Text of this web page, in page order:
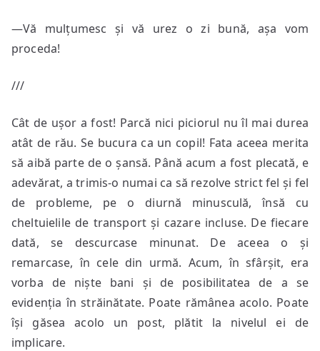
—Vă mulțumesc și vă urez o zi bună, așa vom
proceda!
///
Cât de ușor a fost! Parcă nici piciorul nu îl mai durea
atât de rău. Se bucura ca un copil! Fata aceea merita
să aibă parte de o șansă. Până acum a fost plecată, e
adevărat, a trimis-o numai ca să rezolve strict fel și fel
de probleme, pe o diurnă minusculă, însă cu
cheltuielile de transport și cazare incluse. De fiecare
dată, se descurcase minunat. De aceea o și
remarcase, în cele din urmă. Acum, în sfârșit, era
vorba de niște bani și de posibilitatea de a se
evidenția în străinătate. Poate rămânea acolo. Poate
își găsea acolo un post, plătit la nivelul ei de
implicare.